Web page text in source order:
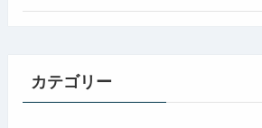
カテゴリー